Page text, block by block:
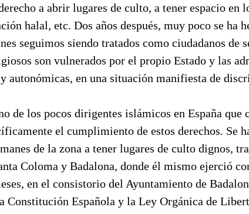
a abrir lugares de culto, a tener espacio en
halal, etc. Dos años después, muy poco se ha
seguimos siendo tratados como ciudadanos de
son vulnerados por el propio Estado y las
autonómicas, en una situación manifiesta de
de los pocos dirigentes islámicos en España que
el cumplimiento de estos derechos. Se
de la zona a tener lugares de culto dignos,
Coloma y Badalona, donde él mismo ejerció
en el consistorio del Ayuntamiento de
Constitución Española y la Ley Orgánica de